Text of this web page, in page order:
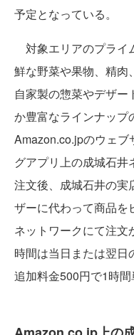
予定となっている。
対象エリアのプライ
鮮な野菜や果物、精肉
自家製の惣菜やデザー
か豊富なラインナップ
Amazon.co.jpのウェ
グアプリ上の成城石井
注文後、成城石井の実
ザーに代わって商品を
ネットワークにて注文
時間は当日または翌日
追加料金500円で1時間